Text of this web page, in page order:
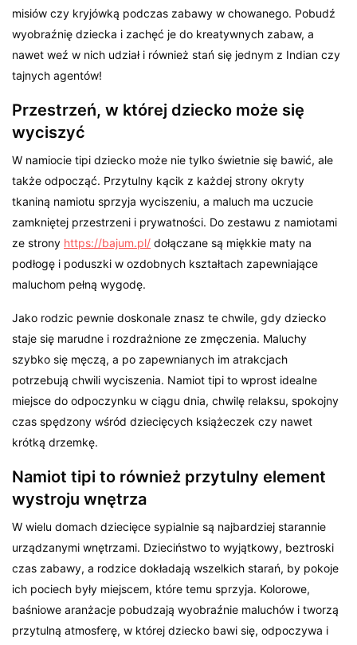
misiów czy kryjówką podczas zabawy w chowanego. Pobudź
wyobraźnię dziecka i zachęć je do kreatywnych zabaw, a
nawet weź w nich udział i również stań się jednym z Indian czy
tajnych agentów!
Przestrzeń, w której dziecko może się
wyciszyć
W namiocie tipi dziecko może nie tylko świetnie się bawić, ale
także odpocząć. Przytulny kącik z każdej strony okryty
tkaniną namiotu sprzyja wyciszeniu, a maluch ma uczucie
zamkniętej przestrzeni i prywatności. Do zestawu z namiotami
ze strony https://bajum.pl/ dołączane są miękkie maty na
podłogę i poduszki w ozdobnych kształtach zapewniające
maluchom pełną wygodę.
Jako rodzic pewnie doskonale znasz te chwile, gdy dziecko
staje się marudne i rozdrażnione ze zmęczenia. Maluchy
szybko się męczą, a po zapewnianych im atrakcjach
potrzebują chwili wyciszenia. Namiot tipi to wprost idealne
miejsce do odpoczynku w ciągu dnia, chwilę relaksu, spokojny
czas spędzony wśród dziecięcych książeczek czy nawet
krótką drzemkę.
Namiot tipi to również przytulny element
wystroju wnętrza
W wielu domach dziecięce sypialnie są najbardziej starannie
urządzanymi wnętrzami. Dzieciństwo to wyjątkowy, beztroski
czas zabawy, a rodzice dokładają wszelkich starań, by pokoje
ich pociech były miejscem, które temu sprzyja. Kolorowe,
baśniowe aranżacje pobudzają wyobraźnie maluchów i tworzą
przytulną atmosferę, w której dziecko bawi się, odpoczywa i